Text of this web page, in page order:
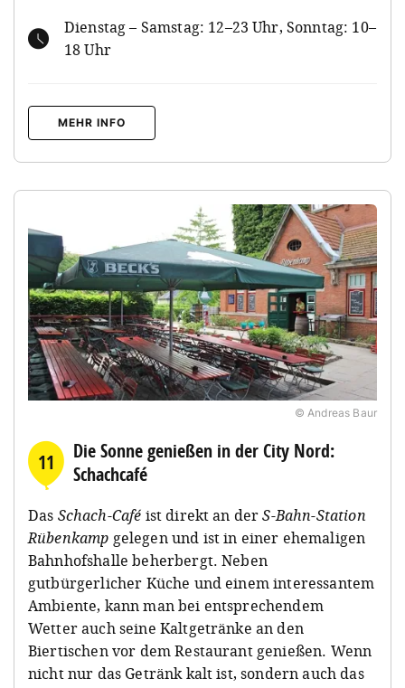
Dienstag – Samstag: 12–23 Uhr, Sonntag: 10–
18 Uhr
MEHR INFO
© Andreas Baur
11
Die Sonne genießen in der City Nord:
Schachcafé
Das Schach-Café ist direkt an derS-Bahn-Station
Rübenkamp gelegen und ist in einer ehemaligen
Bahnhofshalle beherbergt. Neben
gutbürgerlicher Küche und einem interessantem
Ambiente, kann man bei entsprechendem
Wetter auch seine Kaltgetränke an den
Biertischen vor dem Restaurant genießen. Wenn
nicht nur das Getränk kalt ist, sondern auch das